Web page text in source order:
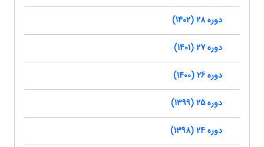
دوره 28 (1402)
دوره 27 (1401)
دوره 26 (1400)
دوره 25 (1399)
دوره 24 (1398)